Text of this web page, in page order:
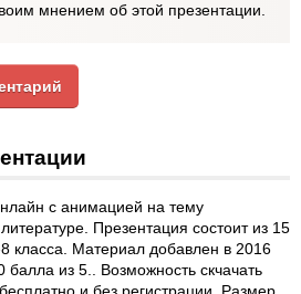
мнением об этой презентации.
с анимацией на тему
Презентация состоит из 15
класса. Материал добавлен в 2016
балла из 5.. Возможность скчачать